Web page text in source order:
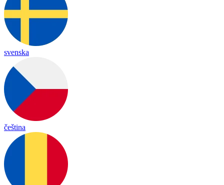
svenska
čeština